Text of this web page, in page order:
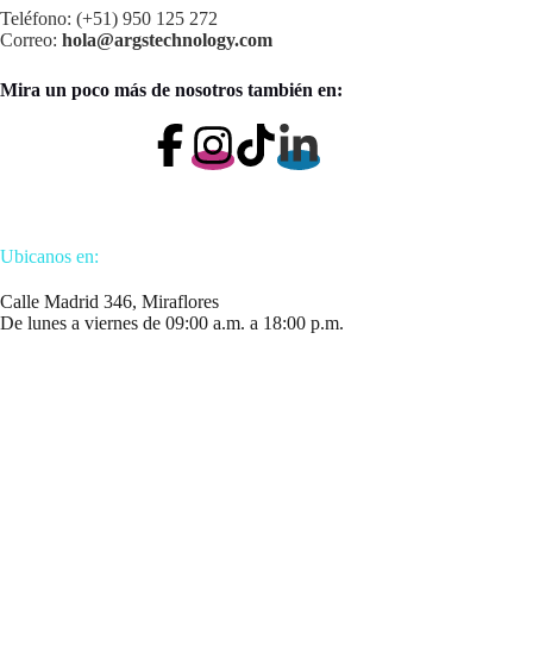
Teléfono: (+51) 950 125 272
Correo: hola@argstechnology.com
Mira un poco más de nosotros también en:
Ubicanos en:
Calle Madrid 346, Miraflores
De lunes a viernes de 09:00 a.m. a 18:00 p.m.